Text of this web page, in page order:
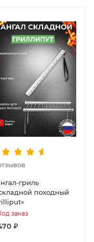
гриль
походный
заказ
₽